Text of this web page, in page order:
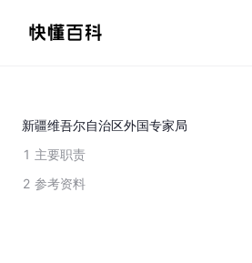
新疆维吾尔自治区外国专家局
1 主要职责
2 参考资料